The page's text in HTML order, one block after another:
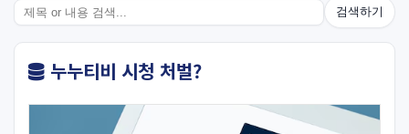
검색하기
누누티비 시청 처벌?